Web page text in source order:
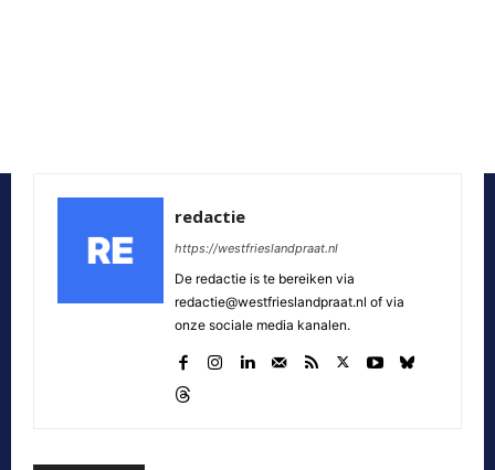
redactie
https://westfrieslandpraat.nl
De redactie is te bereiken via
redactie@westfrieslandpraat.nl of via
onze sociale media kanalen.